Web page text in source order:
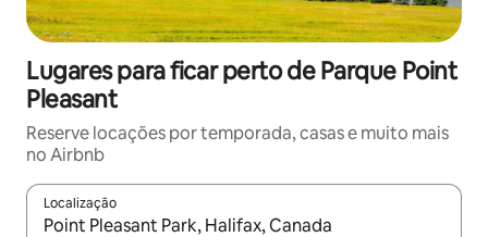
Lugares para ficar perto de Parque Point
Pleasant
Reserve locações por temporada, casas e muito mais
no Airbnb
Localização
Quando os resultados estiverem disponíveis, explore-os